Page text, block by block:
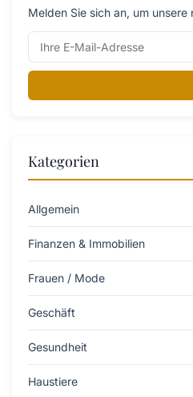
Melden Sie sich an, um
Kategorien
Allgemein
Finanzen & Immobilien
Frauen / Mode
Geschäft
Gesundheit
Haustiere